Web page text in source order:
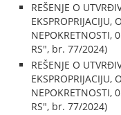
REŠENJE O
NEPOKRETNOSTI,
RS", br. 77/2024)
REŠENJE O
NEPOKRETNOSTI,
RS", br. 77/2024)